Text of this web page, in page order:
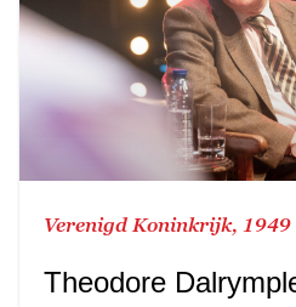
Verenigd Koninkrijk, 1949
Theodore